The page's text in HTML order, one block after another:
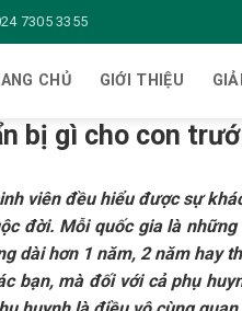
7305 3355
CHỦ GIỚI THIỆU
bị gì cho con
viên đều hiểu được sự
đời. Mỗi quốc gia là
dài hơn 1 năm, 2 năm hay
bạn, mà đối với cả phụ